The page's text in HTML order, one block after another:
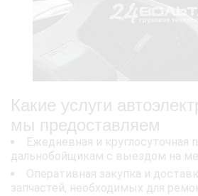
Какие услуги
мы предоставляем
Ежедневная и круглосуточная
дальнобойщикам с выездом на
Оперативная закупка и
запчастей, необходимых для